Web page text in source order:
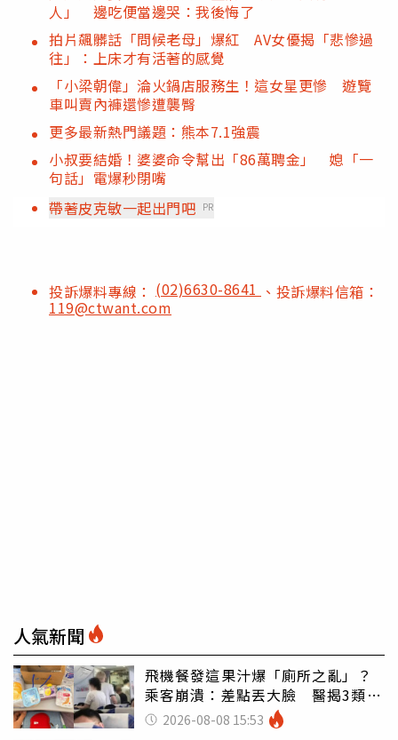
人」 邊吃便當邊哭：我後悔了
拍片飆髒話「問候老母」爆紅 AV女優揭「悲慘過
往」：上床才有活著的感覺
「小梁朝偉」淪火鍋店服務生！這女星更慘 遊覽
車叫賣內褲還慘遭襲臀
更多最新熱門議題：熊本7.1強震
小叔要結婚！婆婆命令幫出「86萬聘金」 媳「一
句話」電爆秒閉嘴
帶著皮克敏一起出門吧 PR
投訴爆料專線： (02)6630-8641 、投訴爆料信箱：
119@ctwant.com
人氣新聞
飛機餐發這果汁爆「廁所之亂」？
乘客崩潰：差點丟大臉 醫揭3類人
別亂喝
2026-08-08 15:53